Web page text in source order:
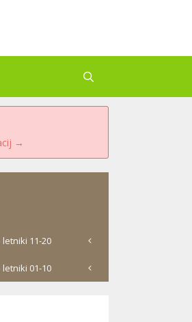
→
11-20
01-10